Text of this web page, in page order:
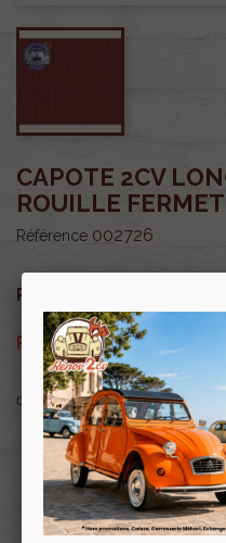
CAPOTE 2CV
ROUILLE
Référence 002726
Prix public :
Prix clubRenov 2cv
OU PAYER EN
Profitez de
avec la